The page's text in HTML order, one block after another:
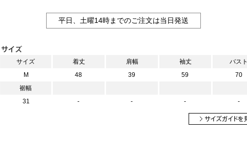
平日、土曜14時までのご注文は当日発送
サイズ 着丈 肩幅 袖丈
バスト
M
48 39 59
70
裾幅
31
- - - -